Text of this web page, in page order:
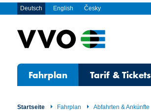
Deutsch English Česky
Fahrplan Tarif & Tickets
Startseite Fahrplan Abfahrten & Ankünfte